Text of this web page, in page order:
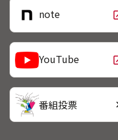
note
YouTube
番組投票